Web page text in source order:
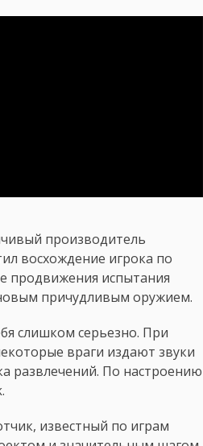
производитель
восхождение игрока по
продвижения испытания
новым причудливым оружием.
слишком серьезно. При
враги издают звуки
развлечений. По настроению
известный по играм